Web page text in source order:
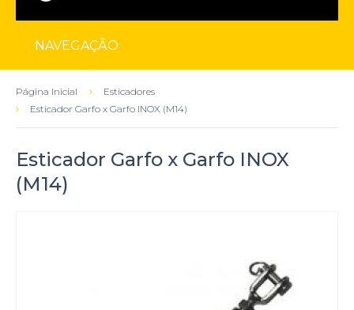
NAVEGAÇÃO
Página Inicial
Esticadores
Esticador Garfo x Garfo INOX (M14)
Esticador Garfo x Garfo INOX
(M14)